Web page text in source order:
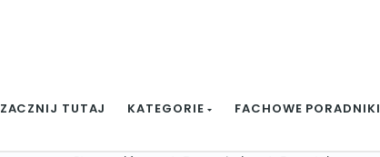
ZACZNIJ TUTAJ KATEGORIE FACHOWE PORADNIKI